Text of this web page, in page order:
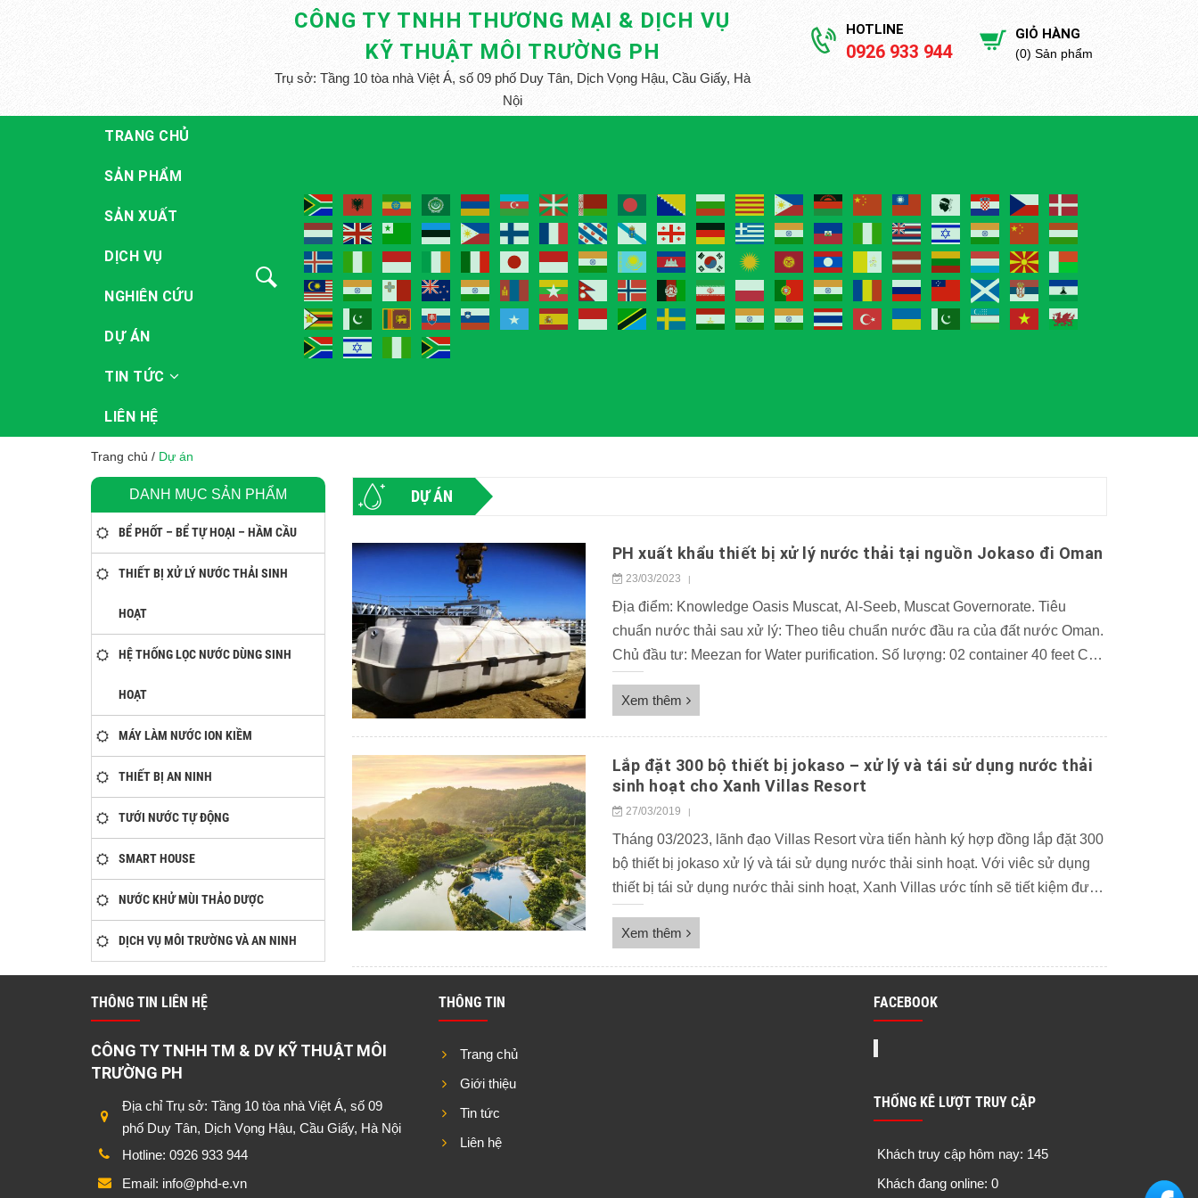
CÔNG TY TNHH THƯƠNG MẠI & DỊCH VỤ
KỸ THUẬT MÔI TRƯỜNG PH
Trụ sở: Tầng 10 tòa nhà Việt Á, số 09 phố Duy Tân, Dịch Vọng Hậu, Cầu Giấy, Hà
Nội
HOTLINE
0926 933 944
GIỎ HÀNG
(0) Sản phẩm
TRANG CHỦ
SẢN PHẨM
SẢN XUẤT
DỊCH VỤ
NGHIÊN CỨU
DỰ ÁN
TIN TỨC
LIÊN HỆ
Trang chủ / Dự án
DANH MỤC SẢN PHẨM
BỂ PHỐT – BỂ TỰ HOẠI – HẦM CẦU
THIẾT BỊ XỬ LÝ NƯỚC THẢI SINH
HOẠT
HỆ THỐNG LỌC NƯỚC DÙNG SINH
HOẠT
MÁY LÀM NƯỚC ION KIỀM
THIẾT BỊ AN NINH
TƯỚI NƯỚC TỰ ĐỘNG
SMART HOUSE
NƯỚC KHỬ MÙI THẢO DƯỢC
DỊCH VỤ MÔI TRƯỜNG VÀ AN NINH
DỰ ÁN
PH xuất khẩu thiết bị xử lý nước thải tại nguồn Jokaso đi Oman
23/03/2023 |
Địa điểm: Knowledge Oasis Muscat, Al-Seeb, Muscat Governorate. Tiêu
chuẩn nước thải sau xử lý: Theo tiêu chuẩn nước đầu ra của đất nước Oman.
Chủ đầu tư: Meezan for Water purification. Số lượng: 02 container 40 feet CHI
BỂ PHỐT […]
Xem thêm
Lắp đặt 300 bộ thiết bị jokaso – xử lý và tái sử dụng nước thải
sinh hoạt cho Xanh Villas Resort
27/03/2019 |
Tháng 03/2023, lãnh đạo Villas Resort vừa tiến hành ký hợp đồng lắp đặt 300
bộ thiết bị jokaso xử lý và tái sử dụng nước thải sinh hoạt. Với viêc sử dụng
thiết bị tái sử dụng nước thải sinh hoạt, Xanh Villas ước tính sẽ tiết kiệm được
Xem thêm
THÔNG TIN LIÊN HỆ
CÔNG TY TNHH TM & DV KỸ THUẬT MÔI
TRƯỜNG PH
Địa chỉ Trụ sở: Tầng 10 tòa nhà Việt Á, số 09
phố Duy Tân, Dịch Vọng Hậu, Cầu Giấy, Hà Nội
Hotline: 0926 933 944
Email: info@phd-e.vn
THÔNG TIN
Trang chủ
Giới thiệu
Tin tức
Liên hệ
FACEBOOK
THỐNG KÊ LƯỢT TRUY CẬP
Khách truy cập hôm nay: 145
Khách đang online: 0